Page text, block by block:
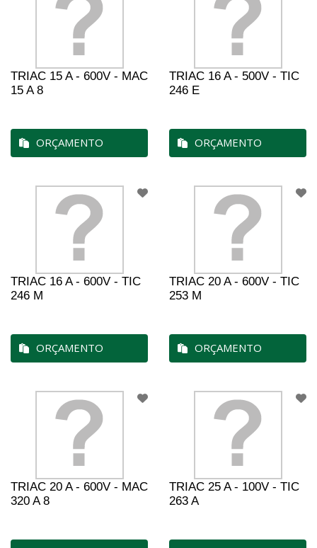
TRIAC 15 A - 600V - MAC
15 A 8
ORÇAMENTO
TRIAC 16 A - 500V - TIC
246 E
ORÇAMENTO
TRIAC 16 A - 600V - TIC
246 M
ORÇAMENTO
TRIAC 20 A - 600V - TIC
253 M
ORÇAMENTO
TRIAC 20 A - 600V - MAC
320 A 8
TRIAC 25 A - 100V - TIC
263 A